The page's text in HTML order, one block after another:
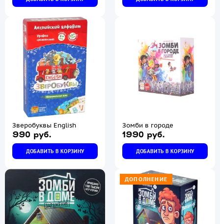
Зверобуквы English
990 руб.
ДОБАВИТЬ В КОРЗИНУ
Зомби в городе
1990 руб.
ДОБАВИТЬ В КОРЗИНУ
ДОПОЛНЕНИЕ